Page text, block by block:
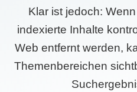
Klar ist jedoch:
indexierte Inhalte
Web entfernt werden,
Themenbereichen